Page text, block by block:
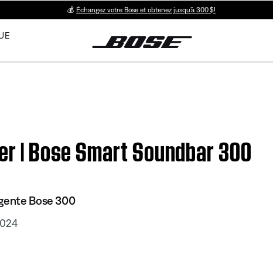
💰 Échangez votre Bose et obtenez jusqu’à 300 $!
| Bose Smart Soundbar 300
Bose 300